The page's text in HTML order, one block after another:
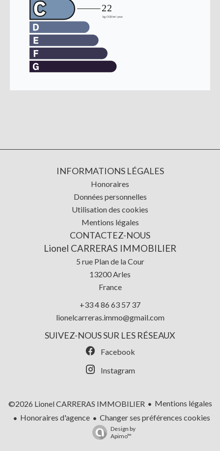
INFORMATIONS LÉGALES
Honoraires
Données personnelles
Utilisation des cookies
Mentions légales
CONTACTEZ-NOUS
Lionel CARRERAS IMMOBILIER
5 rue Plan de la Cour
13200Arles
France
+33 4 86 63 57 37
lionelcarreras.immo@gmail.com
SUIVEZ-NOUS SUR LES RÉSEAUX
Facebook
Instagram
©2026 Lionel CARRERAS IMMOBILIER
Mentions légales
Honoraires d'agence
Changer ses préférences cookies
Design by
Apimo™